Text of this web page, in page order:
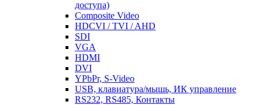
доступа)
Composite Video
HDCVI / TVI / AHD
SDI
VGA
HDMI
DVI
YPbPr, S-Video
USB, клавиатура/мышь, ИК управление
RS232, RS485, Контакты